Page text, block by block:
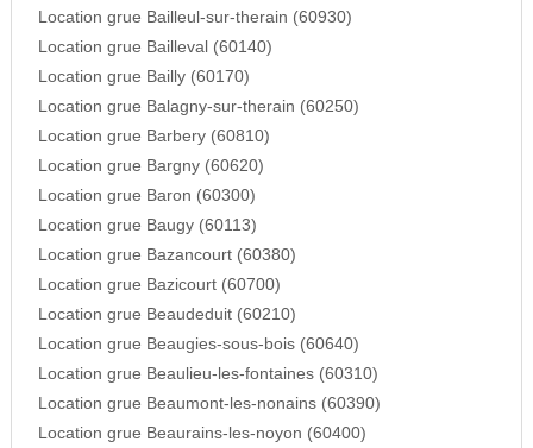
Location grue Bailleul-sur-therain (60930)
Location grue Bailleval (60140)
Location grue Bailly (60170)
Location grue Balagny-sur-therain (60250)
Location grue Barbery (60810)
Location grue Bargny (60620)
Location grue Baron (60300)
Location grue Baugy (60113)
Location grue Bazancourt (60380)
Location grue Bazicourt (60700)
Location grue Beaudeduit (60210)
Location grue Beaugies-sous-bois (60640)
Location grue Beaulieu-les-fontaines (60310)
Location grue Beaumont-les-nonains (60390)
Location grue Beaurains-les-noyon (60400)